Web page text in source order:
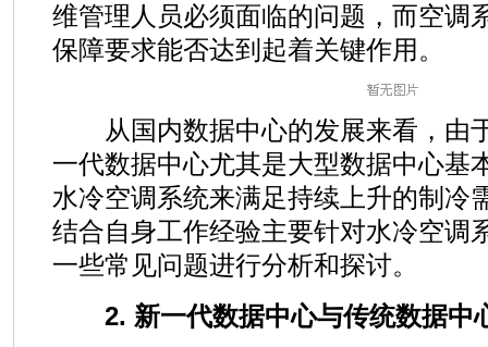
维管理人员必须面临的问题，而空调
保障要求能否达到起着关键作用。
从国内数据中心的发展来看，由
一代数据中心尤其是大型数据中心基
水冷空调系统来满足持续上升的制冷
结合自身工作经验主要针对水冷空调
一些常见问题进行分析和探讨。
2. 新一代数据中心与传统数据中